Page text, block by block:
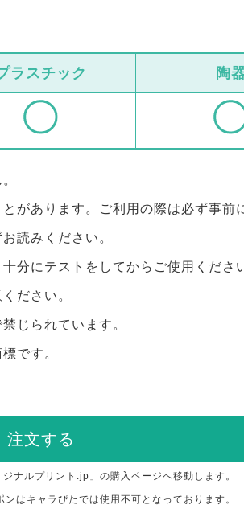
ラスチック 陶
があります。ご利用の際は必ず事前
読みください。
分にテストをしてからご使用くださ
ださい。
じられています。
です。
注文する
ナルプリント.jp」の購入ページへ移動します。
ンはキャラぴたでは使用不可となっております。